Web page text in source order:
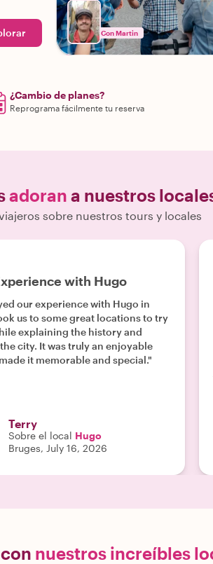
Con Martin
¿Cambio de planes?
Reprograma fácilmente tu reserva
adoran a nuestros
sobre nuestros tours y locales
with Hugo
our experience with Hugo in
us to some great locations to try
explaining the history and
city. It was truly an enjoyable
it memorable and special."
Terry
Sobre el local Hugo
Bruges, July 16, 2026
nuestros increíbles